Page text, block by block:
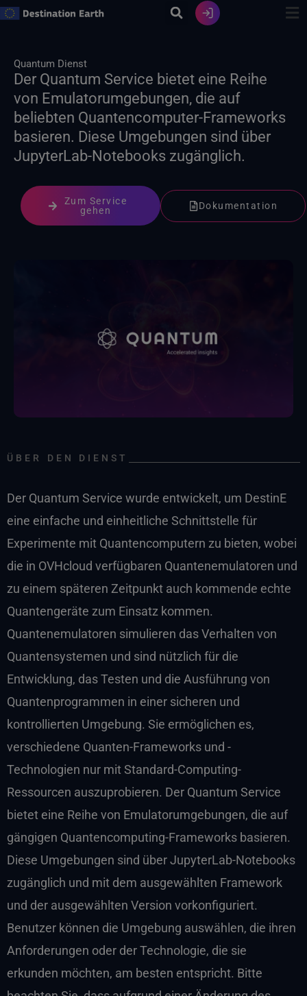
Zum
Quantum Dienst
Der Quantum Service bietet eine Reihe
von Emulatorumgebungen, die auf
beliebten Quantencomputer-Frameworks
basieren. Diese Umgebungen sind über
JupyterLab-Notebooks zugänglich.
Zum Service
gehen
Dokumentation
ÜBER DEN DIENST
Der Quantum Service wurde entwickelt, um DestinE
eine einfache und einheitliche Schnittstelle für
Experimente mit Quantencomputern zu bieten, wobei
die in OVHcloud verfügbaren Quantenemulatoren und
zu einem späteren Zeitpunkt auch kommende echte
Quantengeräte zum Einsatz kommen.
Quantenemulatoren simulieren das Verhalten von
Quantensystemen und sind nützlich für die
Entwicklung, das Testen und die Ausführung von
Quantenprogrammen in einer sicheren und
kontrollierten Umgebung. Sie ermöglichen es,
verschiedene Quanten-Frameworks und -
Technologien nur mit Standard-Computing-
Ressourcen auszuprobieren. Der Quantum Service
bietet eine Reihe von Emulatorumgebungen, die auf
gängigen Quantencomputing-Frameworks basieren.
Diese Umgebungen sind über JupyterLab-Notebooks
zugänglich und mit dem ausgewählten Framework
und der ausgewählten Version vorkonfiguriert.
Benutzer können die Umgebung auswählen, die ihren
Anforderungen oder der Technologie, die sie
erkunden möchten, am besten entspricht. Bitte